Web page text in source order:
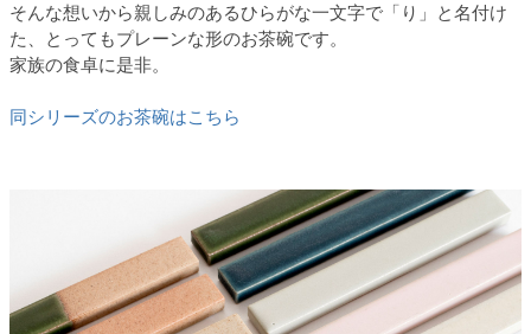
そんな想いから親しみのあるひらがな一文字で「り」と名付け
た、とってもプレーンな形のお茶碗です。
家族の食卓に是非。
同シリーズのお茶碗はこちら